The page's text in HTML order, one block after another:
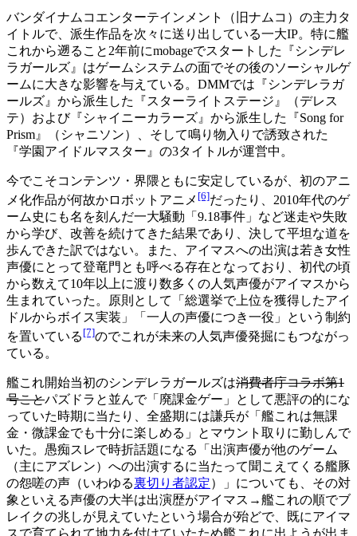
バンダイナムコエンターテインメント（旧ナムコ）の主力タ
イトルで、派生作品を次々に送り出している一大IP。特に艦
これから遡ること2年前にmobageでスタートした『シンデレ
ラガールズ』はゲームシステムの面でその後のソーシャルゲ
ームに大きな影響を与えている。DMMでは『シンデレラガ
ールズ』から派生した『スターライトステージ』（デレス
テ）および『シャイニーカラーズ』から派生した『Song for
Prism』（シャニソン）、そして鳴り物入りで誘致された
『学園アイドルマスター』の3タイトルが運営中。
今でこそコンテンツ・界隈ともに安定しているが、初のアニ
メ化作品が何故かロボットアニメ [6]だったり、2010年代のゲ
ーム史にも名を刻んだ一大騒動「9.18事件」など迷走や失敗
から学び、改善を続けてきた結果であり、決して平坦な道を
歩んできた訳ではない。また、アイマスへの出演は若き女性
声優にとって登竜門とも呼べる存在となっており、初代の頃
から数えて10年以上に渡り数多くの人気声優がアイマスから
生まれていった。原則として「総選挙で上位を獲得したアイ
ドルからボイス実装」「一人の声優につき一役」という制約
を置いている [7]のでこれが未来の人気声優発掘にもつながっ
ている。
艦これ開始当初のシンデレラガールズは消費者庁コラボ第1
号ことパズドラと並んで「廃課金ゲー」として悪評の的にな
っていた時期に当たり、全盛期には謙兵が「艦これは無課
金・微課金でも十分に楽しめる」とマウント取りに勤しんで
いた。愚痴スレで時折話題になる「出演声優が他のゲーム
（主にアズレン）への出演するに当たって聞こえてくる艦豚
の怨嗟の声（いわゆる裏切り者認定）」についても、その対
象といえる声優の大半は出演歴がアイマス→艦これの順でブ
レイクの兆しが見えていたという場合が殆どで、既にアイマ